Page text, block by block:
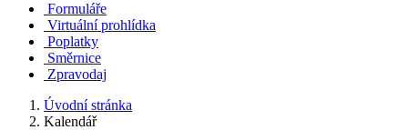
Formuláře
Virtuální prohlídka
Poplatky
Směrnice
Zpravodaj
Úvodní stránka
Kalendář